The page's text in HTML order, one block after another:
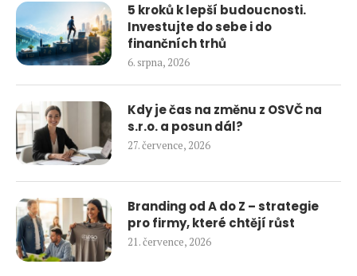
5 kroků k lepší budoucnosti.
Investujte do sebe i do
finančních trhů
6. srpna, 2026
Kdy je čas na změnu z OSVČ na
s.r.o. a posun dál?
27. července, 2026
Branding od A do Z – strategie
pro firmy, které chtějí růst
21. července, 2026